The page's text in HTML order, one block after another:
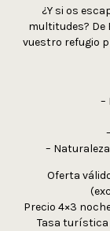
¿Y si os
multitudes? De
vuestro refugio
–
–
Oferta
Precio 4×3
Tasa turística